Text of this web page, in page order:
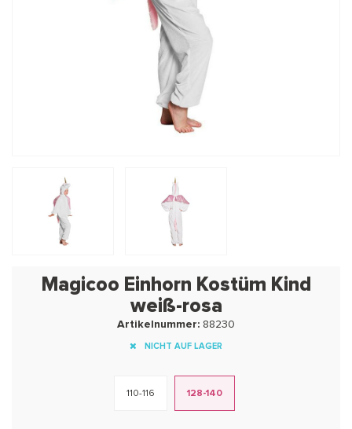
Magicoo Einhorn Kostüm Kind
weiß-rosa
Artikelnummer: 88230
NICHT AUF LAGER
110-116 128-140